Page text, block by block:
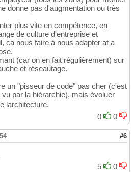
donne pas d'augmentation ou très
plus vite en compétence, en
de culture d'entreprise et
ca nous faire à nous adapter at a
(car on en fait régulièrement) sur
et réseautage.
un "pisseur de code" pas cher (c'est
par la hiérarchie), mais évoluer
larchitecture.
0
0
#6
5
0